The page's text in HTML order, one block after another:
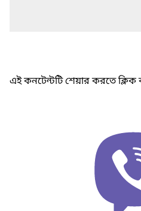
এই কনটেন্টটি শেয়ার করতে